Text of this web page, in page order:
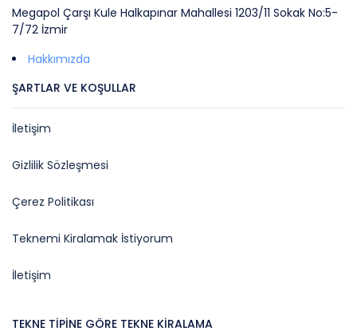
Megapol Çarşı Kule Halkapınar Mahallesi 1203/11 Sokak No:5-
7/72 İzmir
Hakkımızda
ŞARTLAR VE KOŞULLAR
İletişim
Gizlilik Sözleşmesi
Çerez Politikası
Teknemi Kiralamak İstiyorum
İletişim
TEKNE TIPINE GÖRE TEKNE KIRALAMA